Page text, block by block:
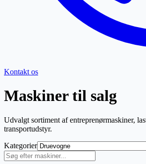
Kontakt os
Maskiner til salg
Udvalgt sortiment af entreprenørmaskiner,
transportudstyr.
Kategorier